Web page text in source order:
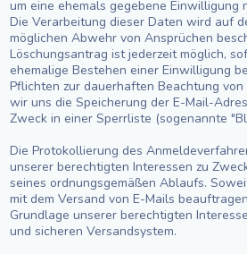
um eine ehemals gegebene Einwilligung
Die Verarbeitung dieser Daten wird auf
möglichen Abwehr von Ansprüchen
Löschungsantrag ist jederzeit möglich,
ehemalige Bestehen einer Einwilligung
Pflichten zur dauerhaften Beachtung
wir uns die Speicherung der E-Mail-
Zweck in einer Sperrliste (sogenannte
Die Protokollierung des
unserer berechtigten Interessen zu
seines ordnungsgemäßen Ablaufs.
mit dem Versand von E-Mails
Grundlage unserer berechtigten
und sicheren Versandsystem.